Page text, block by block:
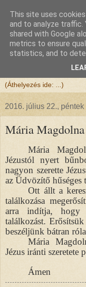
Félix atya
Szeretettel köszöntöm
2016. július 22., péntek
Mária Magdolna
Mária
Jézustól nyert
nagyon szerette
az Üdvözítő hűséges
Ott állt a
találkozása
arra indítja,
találkozást.
beszéljünk bátran
Mária
Jézus iránti szeretete
Ámen
This site uses
and to analyze traffic.
shared with Google
metrics to ensure
statistics, and to